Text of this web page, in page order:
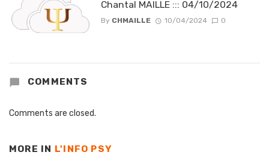
Chantal MAILLE ::: 04/10/2024
By CHMAILLE 10/04/2024 0
COMMENTS
Comments are closed.
MORE IN L'INFO PSY